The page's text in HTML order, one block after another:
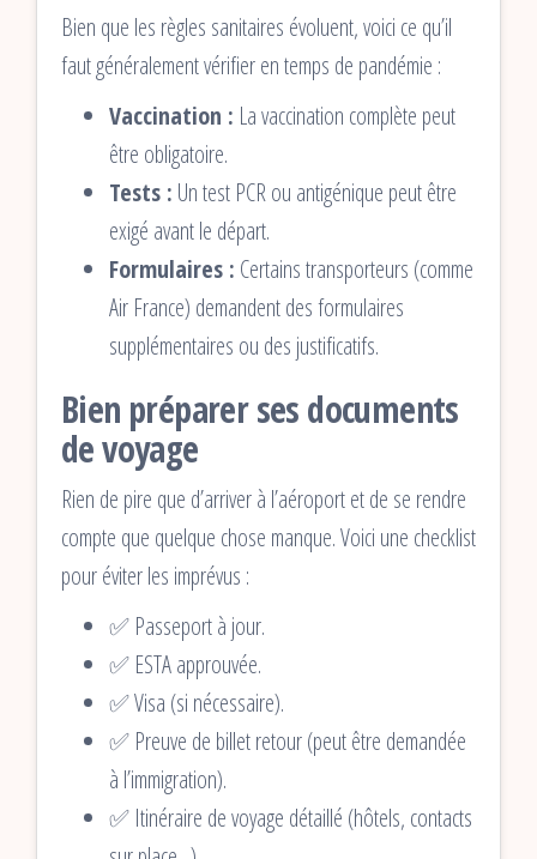
Bien que les règles sanitaires évoluent, voici ce qu’il
faut généralement vérifier en temps de pandémie :
Vaccination : La vaccination complète peut
être obligatoire.
Tests : Un test PCR ou antigénique peut être
exigé avant le départ.
Formulaires : Certains transporteurs (comme
Air France) demandent des formulaires
supplémentaires ou des justificatifs.
Bien préparer ses documents
de voyage
Rien de pire que d’arriver à l’aéroport et de se rendre
compte que quelque chose manque. Voici une checklist
pour éviter les imprévus :
✅ Passeport à jour.
✅ ESTA approuvée.
✅ Visa (si nécessaire).
✅ Preuve de billet retour (peut être demandée
à l’immigration).
✅ Itinéraire de voyage détaillé (hôtels, contacts